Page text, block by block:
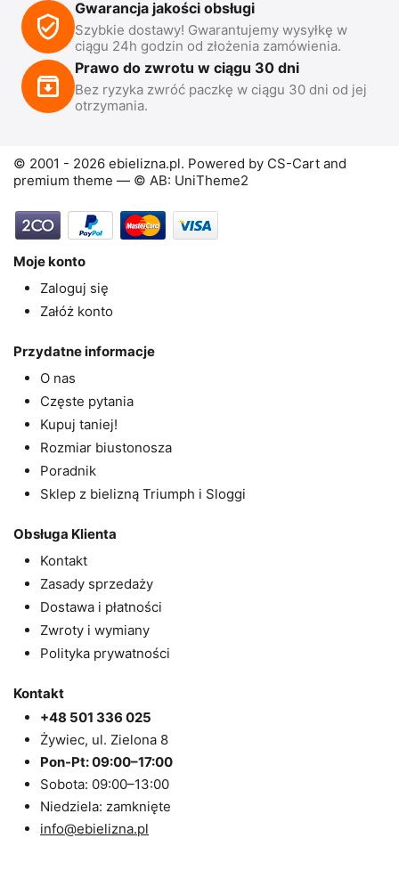
Gwarancja jakości obsługi
Szybkie dostawy! Gwarantujemy wysyłkę w
ciągu 24h godzin od złożenia zamówienia.
Prawo do zwrotu w ciągu 30 dni
Bez ryzyka zwróć paczkę w ciągu 30 dni od jej
otrzymania.
© 2001 - 2026 ebielizna.pl. Powered by CS-Cart and
premium theme — © AB: UniTheme2
Moje konto
Zaloguj się
Załóż konto
Przydatne informacje
O nas
Częste pytania
Kupuj taniej!
Rozmiar biustonosza
Poradnik
Sklep z bielizną Triumph i Sloggi
Obsługa Klienta
Kontakt
Zasady sprzedaży
Dostawa i płatności
Zwroty i wymiany
Polityka prywatności
Kontakt
+48 501 336 025
Żywiec, ul. Zielona 8
Pon-Pt: 09:00–17:00
Sobota: 09:00–13:00
Niedziela: zamknięte
info@ebielizna.pl